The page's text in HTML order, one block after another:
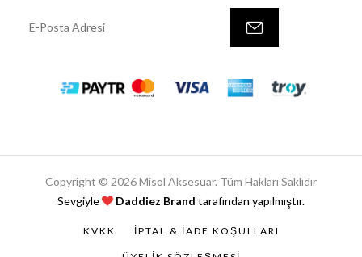
Copyright © 2026 Misol Aksesuar. Tüm Hakları Saklıdır
Sevgiyle
Daddiez Brand tarafından yapılmıştır.
KVKK İPTAL & İADE KOŞULLARI